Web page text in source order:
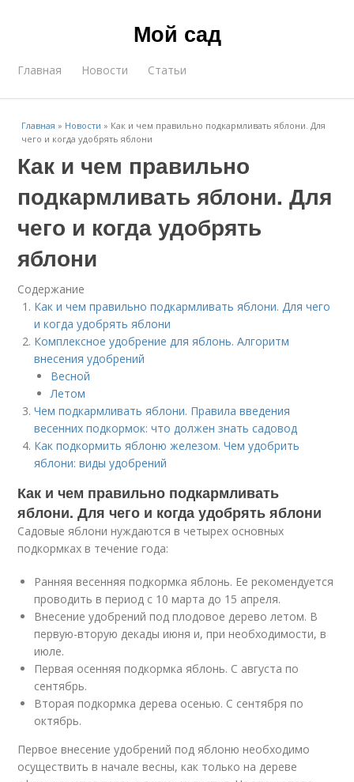
Мой сад
Главная Новости Статьи
Главная » Новости » Как и чем правильно подкармливать яблони. Для
чего и когда удобрять яблони
Как и чем правильно
подкармливать яблони. Для
чего и когда удобрять
яблони
Содержание
Как и чем правильно подкармливать яблони. Для чего
и когда удобрять яблони
Комплексное удобрение для яблонь. Алгоритм
внесения удобрений
Весной
Летом
Чем подкармливать яблони. Правила введения
весенних подкормок: что должен знать садовод
Как подкормить яблоню железом. Чем удобрить
яблони: виды удобрений
Как и чем правильно подкармливать
яблони. Для чего и когда удобрять яблони
Садовые яблони нуждаются в четырех основных
подкормках в течение года:
Ранняя весенняя подкормка яблонь. Ее рекомендуется
проводить в период с 10 марта до 15 апреля.
Внесение удобрений под плодовое дерево летом. В
первую-вторую декады июня и, при необходимости, в
июле.
Первая осенняя подкормка яблонь. С августа по
сентябрь.
Вторая подкормка дерева осенью. С сентября по
октябрь.
Первое внесение удобрений под яблоню необходимо
осуществить в начале весны, как только на дереве